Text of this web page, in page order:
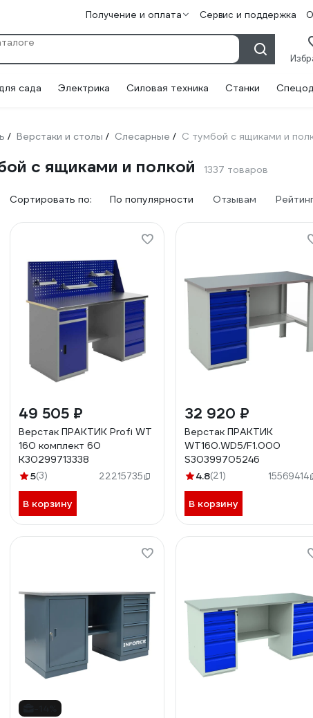
Получение и оплата Сервис и поддержка
сада Электрика Силовая техника Станки
/ Верстаки и столы / Слесарные / С тумбой с ящиками и
с ящиками и полкой 1337 товаров
Сортировать по: По популярности Отзывам
49 505 ₽
Верстак ПРАКТИК Profi WT
160 комплект 60
К30299713338
5(3) 22215735
В корзину
32 920 ₽
Верстак ПРАКТИК
WT160.WD5/F1.000
S30399705246
4.8(21) 15569414
В корзину